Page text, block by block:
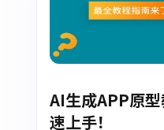
AI生成APP原
速上手！